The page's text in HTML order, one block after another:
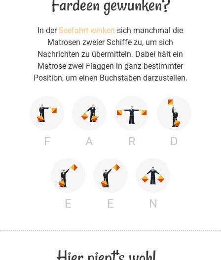
In derSeefahrt winken sich manchmal die
Matrosen zweier Schiffe zu, um sich
Nachrichten zu übermitteln. Dabei hält ein
Matrose zwei Flaggen in ganz bestimmter
Position, um einen Buchstaben darzustellen.
F A R D
E E N